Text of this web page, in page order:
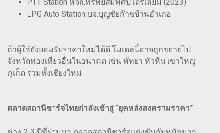
PTT Station หจก.ทรัพย์สมพิศปิโตรเลี่ยม (2023)
LPG Auto Station บจ.บุญชัยก๊าซบ้านอำเภอ
ถ้าผู้ใช้ยังยอมรับราคาใหม่ได้ดี โมเดลนี้อาจถูกขยายไป
จังหวัดท่องเที่ยวอื่นในอนาคต เช่น พัทยา หัวหิน เขาใหญ่
ภูเก็ต รวมทั้งเชียงใหม่
ตลาดสถานีชาร์จไทยกำลังเข้าสู่ “ยุคหลังสงครามราคา”